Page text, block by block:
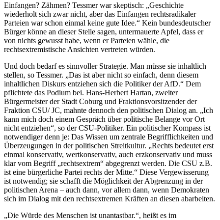
Einfangen? Zähmen? Tessmer war skeptisch: „Geschichte
wiederholt sich zwar nicht, aber das Einfangen rechtsradikaler
Parteien war schon einmal keine gute Idee.“ Kein bundesdeutscher
Bürger könne an dieser Stelle sagen, untermauerte Apfel, dass er
von nichts gewusst habe, wenn er Parteien wähle, die
rechtsextremistische Ansichten vertreten würden.
Und doch bedarf es sinnvoller Strategie. Man müsse sie inhaltlich
stellen, so Tessmer. „Das ist aber nicht so einfach, denn diesem
inhaltlichen Diskurs entziehen sich die Politiker der AfD.“ Dem
pflichtete das Podium bei. Hans-Herbert Hartan, zweiter
Bürgermeister der Stadt Coburg und Fraktionsvorsitzender der
Fraktion CSU/ JC, mahnte dennoch den politischen Dialog an. „Ich
kann mich doch einem Gespräch über politische Belange vor Ort
nicht entziehen“, so der CSU-Politiker. Ein politischer Kompass ist
notwendiger denn je: Das Wissen um zentrale Begrifflichkeiten und
Überzeugungen in der politischen Streitkultur. „Rechts bedeutet erst
einmal konservativ, wertkonservativ, auch erzkonservativ und muss
klar vom Begriff „rechtsextrem“ abgegrenzt werden. Die CSU z.B.
ist eine bürgerliche Partei rechts der Mitte.“ Diese Vergewisserung
ist notwendig; sie schafft die Möglichkeit der Abgrenzung in der
politischen Arena – auch dann, vor allem dann, wenn Demokraten
sich im Dialog mit den rechtsextremen Kräften an diesen abarbeiten.
„Die Würde des Menschen ist unantastbar.“, heißt es im